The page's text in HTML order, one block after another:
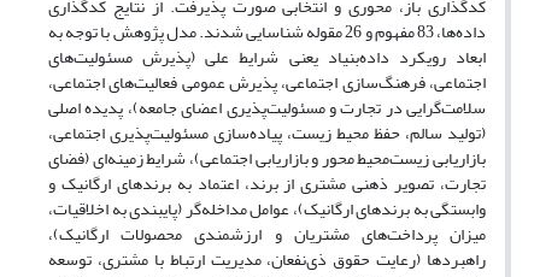
کدگذاری باز، محوری و انتخابی صورت پذیرفت. از نتایج کدگذاری
داده‌ها، 83 مفهوم و 26 مقوله شناسایی شدند. مدل پژوهش با توجه به
ابعاد رویکرد داده‌بنیاد یعنی شرایط علی (پذیرش مسئولیت‌های
اجتماعی، فرهنگ‌سازی اجتماعی، پذیرش عمومی فعالیت‌های اجتماعی،
سلامت‌گرایی در تجارت و مسئولیت‌پذیری اعضای جامعه)، پدیده اصلی
(تولید سالم، حفظ محیط زیست، پیاده‌سازی مسئولیت‌پذیری اجتماعی،
بازاریابی زیست‌محیط محور و بازاریابی اجتماعی)، شرایط زمینه‌ای (فضای
تجارت، تصویر ذهنی مشتری از برند، اعتماد به برندهای ارگانیک و
وابستگی به برندهای ارگانیک)، عوامل مداخله‌گر (پایبندی به اخلاقیات،
میزان پرداخت‌های مشتریان و ارزشمندی محصولات ارگانیک)،
راهبردها (رعایت حقوق ذی‌نفعان، مدیریت ارتباط با مشتری، توسعه